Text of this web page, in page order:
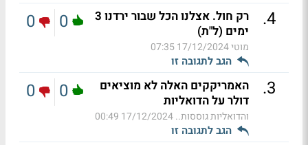
4
.
רק חול. אצלנו הכל שבור ירדנו 3
ימים (ל"ת)
מוטי17/12/2024 07:35
הגב לתגובה זו
0
0
3
.
האמריקקים האלה לא מוציאים
דולר על הדואליות
והדואליות גוססות..17/12/2024 00:49
הגב לתגובה זו
0
0